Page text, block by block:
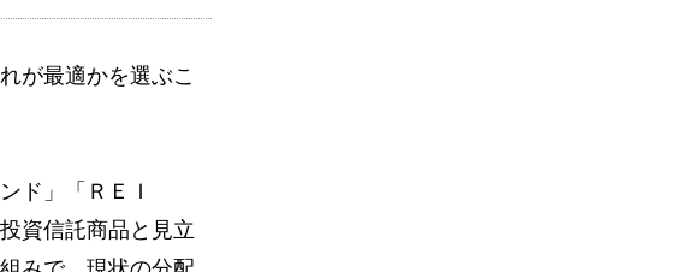
が最適かを選ぶこ
ド」「ＲＥＩ
資信託商品と見立